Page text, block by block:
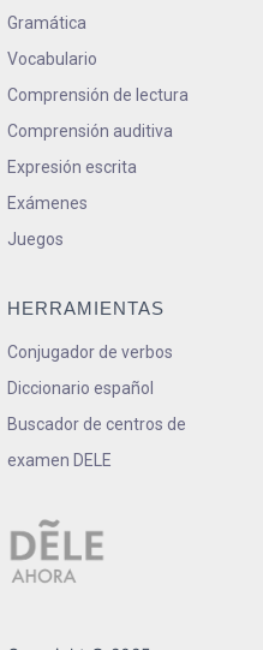
Gramática
Vocabulario
Comprensión de lectura
Comprensión auditiva
Expresión escrita
Exámenes
Juegos
HERRAMIENTAS
Conjugador de verbos
Diccionario español
Buscador de centros de
examen DELE